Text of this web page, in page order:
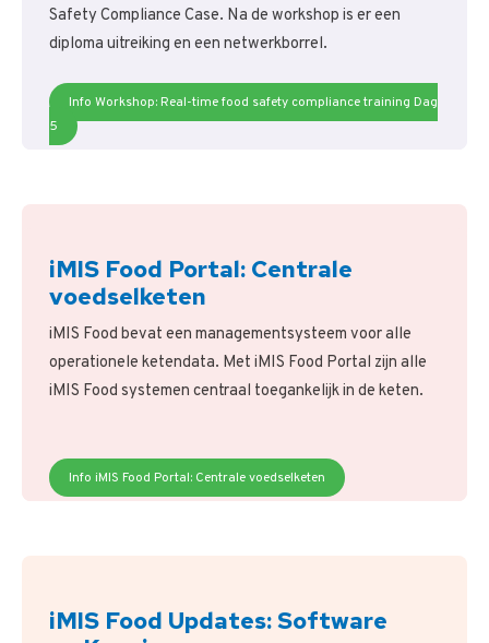
Safety Compliance Case. Na de workshop is er een
diploma uitreiking en een netwerkborrel.
Info Workshop: Real-time food safety compliance training Dag
5
iMIS Food Portal: Centrale
voedselketen
iMIS Food bevat een managementsysteem voor alle
operationele ketendata. Met iMIS Food Portal zijn alle
iMIS Food systemen centraal toegankelijk in de keten.
Info iMIS Food Portal: Centrale voedselketen
iMIS Food Updates: Software